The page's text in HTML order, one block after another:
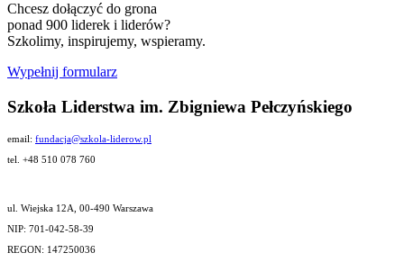
Chcesz dołączyć do grona
ponad 900 liderek i liderów?
Szkolimy, inspirujemy, wspieramy.
Wypełnij formularz
Szkoła Liderstwa im. Zbigniewa Pełczyńskiego
email: fundacja@szkola-liderow.pl
tel. +48 510 078 760
ul. Wiejska 12A, 00-490 Warszawa
NIP: 701-042-58-39
REGON: 147250036